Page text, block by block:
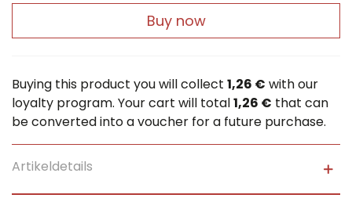
Buy now
Buying this product you will collect 1,26 € with our
loyalty program. Your cart will total1,26 € that can
be converted into a voucher for a future purchase.
Artikeldetails